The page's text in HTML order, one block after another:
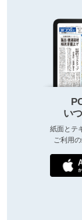
い
紙面とテ
ご利用